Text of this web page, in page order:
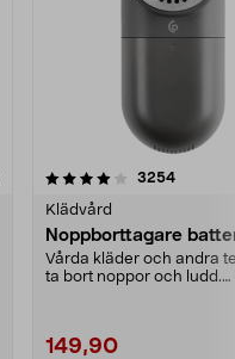
3254
Klädvård
Noppborttagare
Vårda kläder och andra
ta bort noppor och ludd.
149,90
4.5av 5 stjärnor